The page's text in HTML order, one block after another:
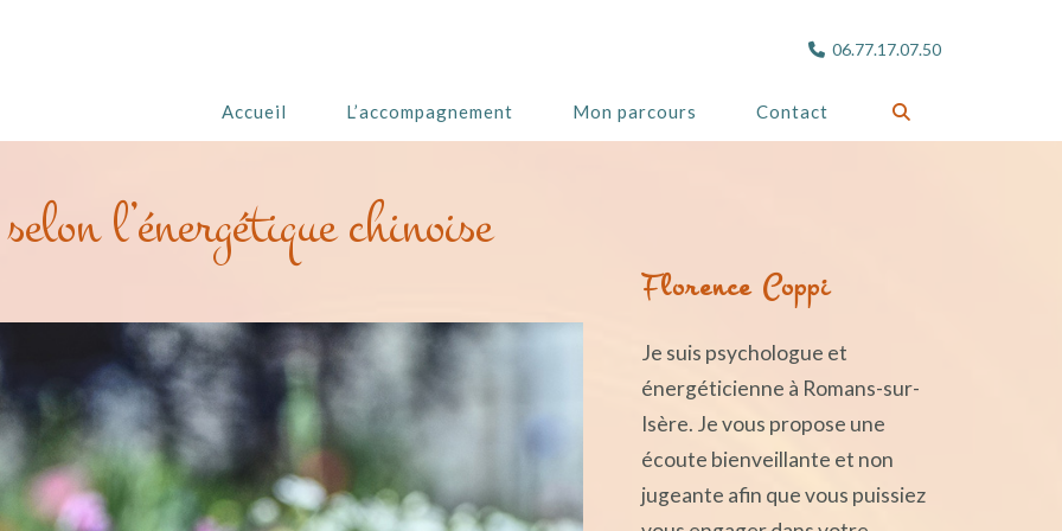
06.77.17.07.50
Accueil L’accompagnement Mon parcours Contact
l’énergétique chinoise
Florence Coppi
Je suis psychologue et
énergéticienne à Romans-sur-
Isère. Je vous propose une
écoute bienveillante et non
jugeante afin que vous puissiez